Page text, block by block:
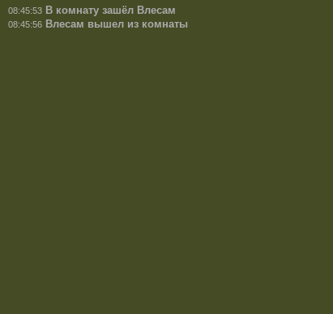
08:45:53 В комнату зашёл Влесам
08:45:56 Влесам вышел из комнаты